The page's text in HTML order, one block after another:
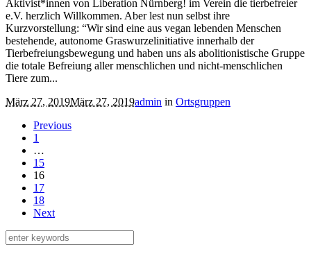
Aktivist*innen von Liberation Nürnberg! im Verein die tierbefreier
e.V. herzlich Willkommen. Aber lest nun selbst ihre
Kurzvorstellung: “Wir sind eine aus vegan lebenden Menschen
bestehende, autonome Graswurzelinitiative innerhalb der
Tierbefreiungsbewegung und haben uns als abolitionistische Gruppe
die totale Befreiung aller menschlichen und nicht-menschlichen
Tiere zum...
März 27, 2019März 27, 2019admin in Ortsgruppen
Previous
1
…
15
16
17
18
Next